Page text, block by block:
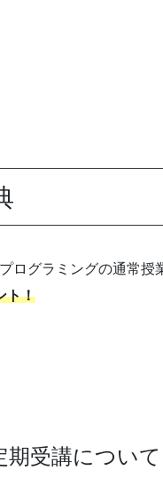
ログラミングの通常授
ト！
受講について